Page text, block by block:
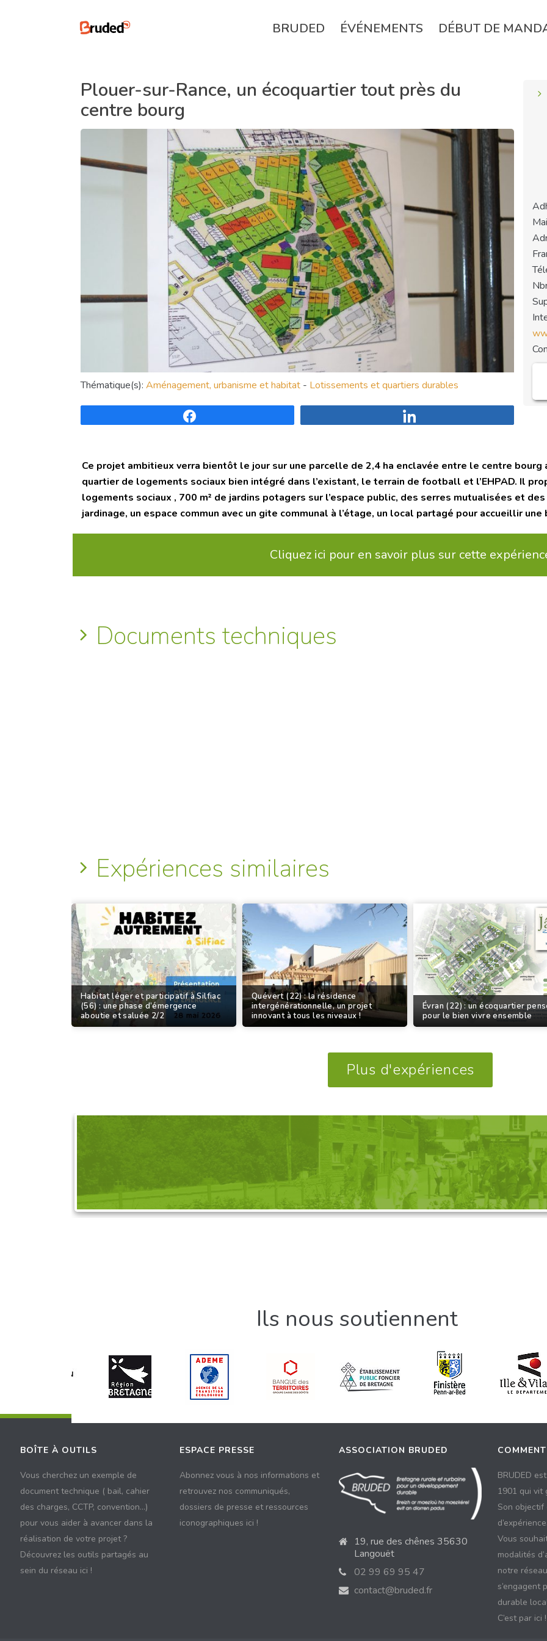
BRUDED ÉVÉNEMENTS DÉBUT DE
Plouer-sur-Rance, un écoquartier tout près du
centre bourg
Thématique(s): Aménagement, urbanisme et habitat - Lotissements et quartiers durables
Ce projet ambitieux verra bientôt le jour sur une parcelle de 2,4 ha enclavée entre le centre
quartier de logements sociaux bien intégré dans l’existant, le terrain de football et l’EHPAD. Il
logements sociaux , 700 m² de jardins potagers sur l’espace public, des serres mutualisées et
jardinage, un espace commun avec un gite communal à l’étage, un local partagé pour accueillir
Cliquez ici pour en savoir plus sur cette
Documents techniques
Expériences similaires
Habitat léger et participatif à Silfiac
(56) : une phase d’émergence
aboutie et saluée 2/2
Quévert (22) : la résidence
intergénérationnelle, un projet
innovant à tous les niveaux !
Évran (22) : un écoquartier
pour le bien vivre ensemble
Plus d'expériences
DEMANDEZ L'ORGANISATION D'UNE VISITE,
Découvrez nos propositions
Ils nous soutiennent
BOÎTE À OUTILS
Vous cherchez un exemple de
document technique ( bail, cahier
des charges, CCTP, convention...)
pour vous aider à avancer dans la
réalisation de votre projet ?
Découvrez les outils partagés au
sein du réseau ici !
ESPACE PRESSE
Abonnez vous à nos informations et
retrouvez nos communiqués,
dossiers de presse et ressources
iconographiques ici !
ASSOCIATION BRUDED
19, rue des chênes 35630
Langouët
02 99 69 95 47
contact@bruded.fr
BRUDED
1901 qui vit
Son
Vous
modalités
notre
s’engagent
durable
C’est par ici !